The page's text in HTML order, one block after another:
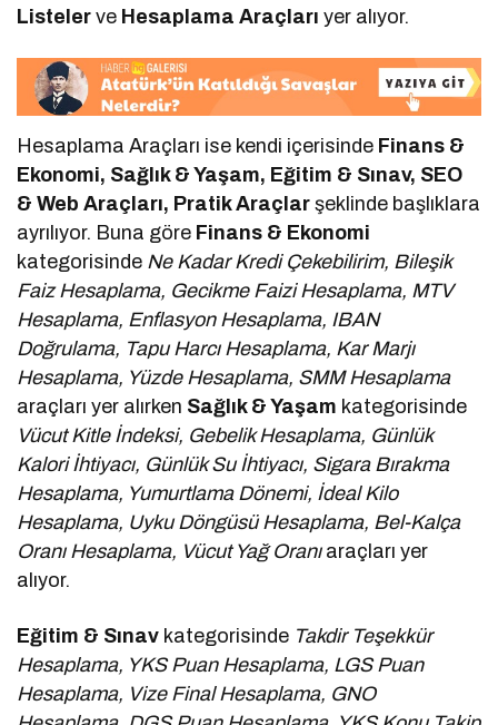
Listeler ve Hesaplama Araçları yer alıyor.
Hesaplama Araçları ise kendi içerisinde Finans &
Ekonomi, Sağlık & Yaşam, Eğitim & Sınav, SEO
& Web Araçları, Pratik Araçlar şeklinde başlıklara
ayrılıyor. Buna göre Finans & Ekonomi
kategorisinde Ne Kadar Kredi Çekebilirim, Bileşik
Faiz Hesaplama, Gecikme Faizi Hesaplama, MTV
Hesaplama, Enflasyon Hesaplama, IBAN
Doğrulama, Tapu Harcı Hesaplama, Kar Marjı
Hesaplama, Yüzde Hesaplama, SMM Hesaplama
araçları yer alırken Sağlık & Yaşam kategorisinde
Vücut Kitle İndeksi, Gebelik Hesaplama, Günlük
Kalori İhtiyacı, Günlük Su İhtiyacı, Sigara Bırakma
Hesaplama, Yumurtlama Dönemi, İdeal Kilo
Hesaplama, Uyku Döngüsü Hesaplama, Bel-Kalça
Oranı Hesaplama, Vücut Yağ Oranı araçları yer
alıyor.
Eğitim & Sınav kategorisinde Takdir Teşekkür
Hesaplama, YKS Puan Hesaplama, LGS Puan
Hesaplama, Vize Final Hesaplama, GNO